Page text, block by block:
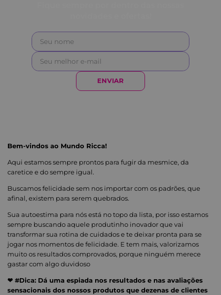
ENVIAR
Bem-vindos ao Mundo Ricca!
Aqui estamos sempre prontos para fugir da mesmice, da
caretice e do sempre igual.
Buscamos felicidade sem nos importar com os padrões, que
afinal, existem para serem quebrados.
Sua autoestima para nós está no topo da lista, por isso estamos
sempre buscando aquele produtinho inovador que vai
transformar sua rotina de cuidados e te deixar pronta para se
jogar nos momentos de felicidade. E tem mais, valorizamos
muito os resultados comprovados, porque ninguém merece
gastar com algo duvidoso
❤ #Dica: Dá uma espiada nos resultados e nas avaliações
sensacionais dos nossos produtos que dezenas de clientes